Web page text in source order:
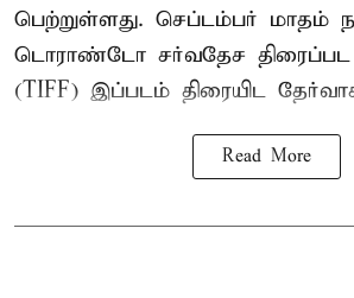
பெற்றுள்ளது. செப்டம்பர்
டொராண்டோ சர்வதேச திரைப்பட
(TIFF) இப்படம் திரையிட
Read More